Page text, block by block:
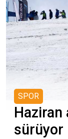
SPOR
Haziran
sürüyor